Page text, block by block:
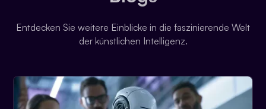
Entdecken Sie weitere Einblicke in die faszinierende Welt
der künstlichen Intelligenz.